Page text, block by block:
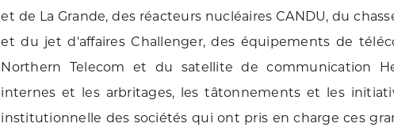
et de La Grande, des réacteurs nucléaires CANDU, du
et du jet d'affaires Challenger, des équipements de
Northern Telecom et du satellite de communication
internes et les arbritages, les tâtonnements et les
institutionnelle des sociétés qui ont pris en charge ces